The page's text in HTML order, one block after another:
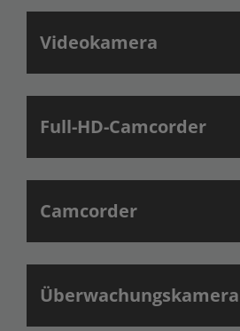
Videokamera
Full-HD-Camcorder
Camcorder
Überwachungskamera